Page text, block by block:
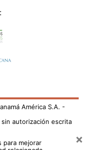
América S.A. -
autorización escrita
para mejorar
×